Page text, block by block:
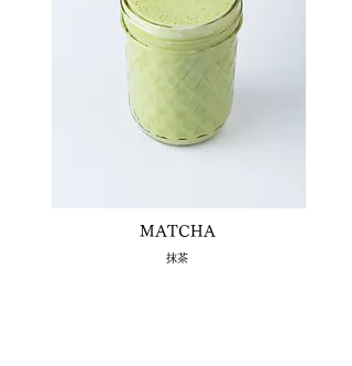
MATCHA
​抹茶